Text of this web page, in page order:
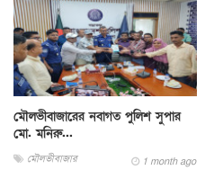
মৌলভীবাজারের নবাগত পুলিশ সুপার
মো. মনিরু...
মৌলভীবাজার 1 month ago